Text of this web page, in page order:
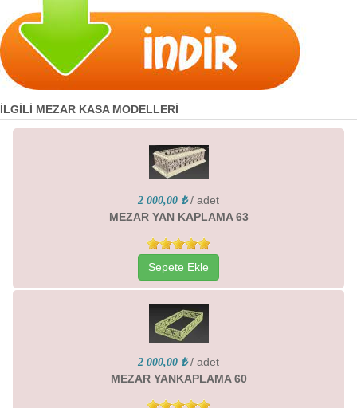
İLGİLİ MEZAR KASA MODELLERİ
2 000,00 ₺ / adet
MEZAR YAN KAPLAMA 63
Sepete Ekle
2 000,00 ₺ / adet
MEZAR YANKAPLAMA 60